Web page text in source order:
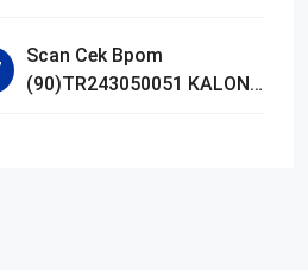
Acne Sunscreen
Moisturiser SPF 35
Scan Cek Bpom
(90)TR243050051 KALON